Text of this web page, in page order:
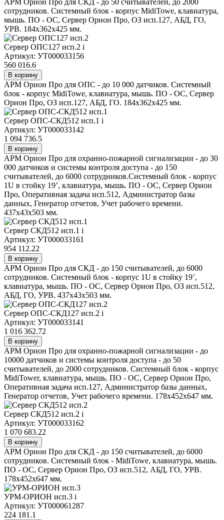
АРМ Орион Про для СКД - до 50 считывателей, до 2000
сотрудников. Системный блок - корпус MidiTowe, клавиатура,
мышь. ПО - ОС, Сервер Орион Про, ОЗ исп.127, АБД, ГО,
УРВ. 184x362x425 мм.
Сервер ОПС127 исп.2 i
Артикул: УТ000033156
560 016.6
В корзину
АРМ Орион Про для ОПС - до 10 000 датчиков. Системный
блок - корпус MidiTowe, клавиатура, мышь. ПО - ОС, Сервер
Орион Про, ОЗ исп.127, АБД, ГО. 184x362x425 мм.
Сервер ОПС-СКД512 исп.1 i
Артикул: УТ000033142
1 094 736.5
В корзину
АРМ Орион Про для охранно-пожарной сигнализации - до 30
000 датчиков и системы контроля доступа - до 150
считывателей, до 6000 сотрудников.Системный блок - корпус
1U в стойку 19’, клавиатура, мышь. ПО - ОС, Сервер Орион
Про, Оперативная задача исп.512, Администратор базы
данных, Генератор отчетов, Учет рабочего времени.
437x43x503 мм.
Сервер СКД512 исп.1 i
Артикул: УТ000033161
954 112.22
В корзину
АРМ Орион Про для СКД - до 150 считывателей, до 6000
сотрудников. Системный блок - корпус 1U в стойку 19’,
клавиатура, мышь. ПО - ОС, Сервер Орион Про, ОЗ исп.512,
АБД, ГО, УРВ. 437x43x503 мм.
Сервер ОПС-СКД127 исп.2 i
Артикул: УТ000033141
1 016 362.72
В корзину
АРМ Орион Про для охранно-пожарной сигнализации - до
10000 датчиков и системы контроля доступа - до 50
считывателей, до 2000 сотрудников. Системный блок - корпус
MidiTower, клавиатура, мышь. ПО - ОС, Сервер Орион Про,
Оперативная задача исп.127, Администратор базы данных,
Генератор отчетов, Учет рабочего времени. 178x452x647 мм.
Сервер СКД512 исп.2 i
Артикул: УТ000033162
1 070 683.22
В корзину
АРМ Орион Про для СКД - до 150 считывателей, до 6000
сотрудников. Системный блок - MidiTowe, клавиатура, мышь.
ПО - ОС, Сервер Орион Про, ОЗ исп.512, АБД, ГО, УРВ.
178x452x647 мм.
УРМ-ОРИОН исп.3 i
Артикул: УТ000061287
224 181.1